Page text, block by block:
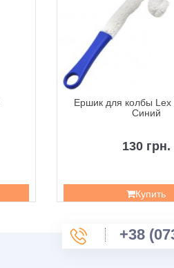
Ершик для колбы Lex
Синий
130 грн.
Купить
+38